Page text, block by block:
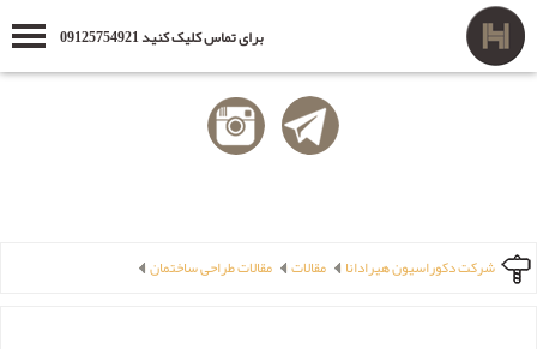
برای تماس کلیک کنید 09125754921
شرکت دکوراسیون هیرادانا مقالات مقالات طراحی ساختمان